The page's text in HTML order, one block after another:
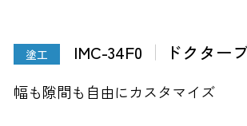
塗工 IMC-34F0 ドクター
幅も隙間も自由にカスタマイズ